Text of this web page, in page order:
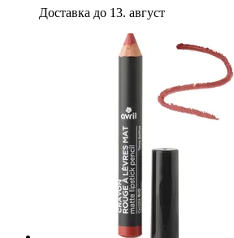
Доставка до 13. август